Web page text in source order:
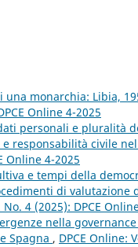
monarchia: Libia,
Online 4-2025
personali e pluralità
responsabilità civile nel
Online 4-2025
e tempi della
di valutazione
4 (2025): DPCE
nella
Spagna , DPCE Online: